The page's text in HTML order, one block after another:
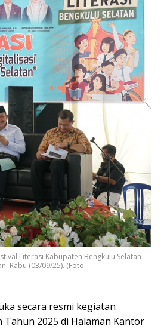
Literasi Kabupaten Bengkulu Selatan
Rabu (03/09/25). (Foto:
secara resmi kegiatan
2025 di Halaman Kantor